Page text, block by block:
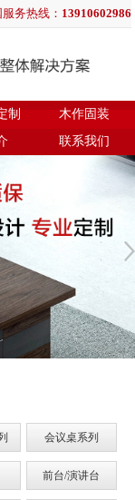
务热线： 13910602986
制
木作固装
联系我们
会议桌系列
前台/演讲台